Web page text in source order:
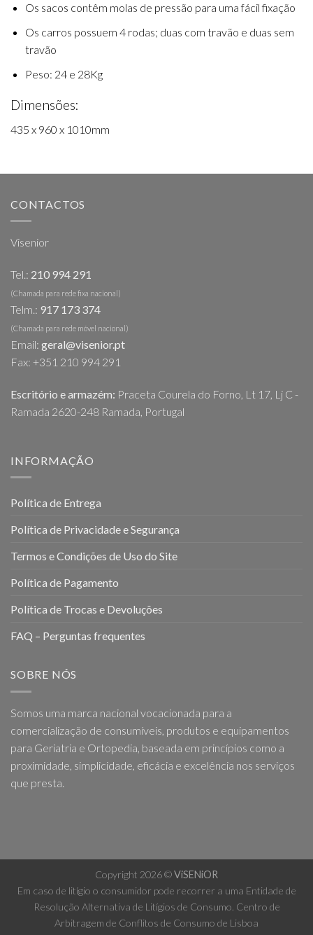
Os sacos contêm molas de pressão para uma fácil fixação
Os carros possuem 4 rodas; duas com travão e duas sem
travão
Peso: 24 e 28Kg
Dimensões:
435 x 960 x 1010mm
CONTACTOS
Visenior
Tel.: 210 994 291
(Chamada para rede fixa nacional)
Telm.: 917 173 374
(Chamada para rede móvel nacional)
Email: geral@visenior.pt
Fax: +351 210 994 291
Escritório e armazém: Praceta Courela do Forno, Lt 17, Lj C -
Ramada 2620-248 Ramada, Portugal
INFORMAÇÃO
Política de Entrega
Política de Privacidade e Segurança
Termos e Condições de Uso do Site
Política de Pagamento
Política de Trocas e Devoluções
FAQ – Perguntas frequentes
SOBRE NÓS
Somos uma marca nacional vocacionada para a
comercialização de consumíveis, produtos e equipamentos
para Geriatria e Ortopedia, baseada em princípios como a
proximidade, simplicidade, eficácia e excelência nos serviços
que presta.
Copyright 2026 ©ViSENiOR
Em caso de litígio o consumidor pode recorrer a uma Entidade de
Resolução Alternativa de Litígios de Consumo. Centro de
Arbitragem de Conflitos de Consumo de Lisboa